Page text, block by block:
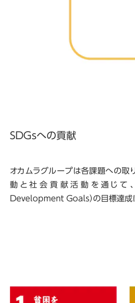
SDGsへの貢献
オカムラグループは各課題への取
動と社会貢献活動を通じて、
Development Goals）の目標達成